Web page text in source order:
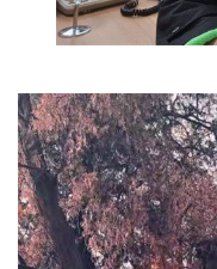
系
方
式